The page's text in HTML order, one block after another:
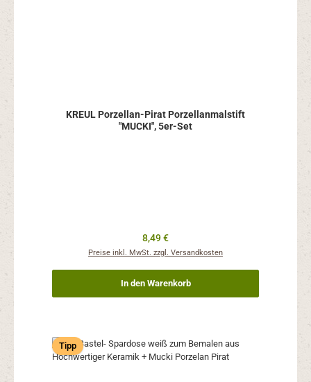
KREUL Porzellan-Pirat Porzellanmalstift
"MUCKI", 5er-Set
Regulärer Preis:
8,49 €
Preise inkl. MwSt. zzgl. Versandkosten
In den Warenkorb
Tipp